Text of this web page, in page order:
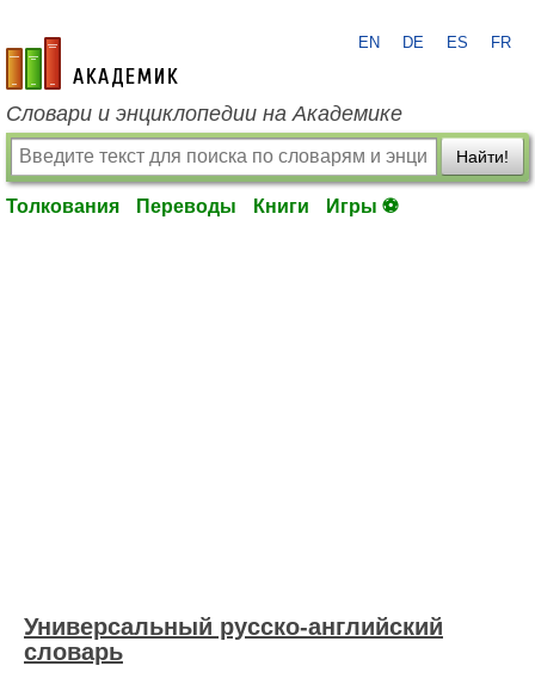
academic.ru
EN DE ES FR
Словари и энциклопедии на Академике
Найти!
Толкования Переводы Книги Игры ⚽
Универсальный русско-английский
словарь